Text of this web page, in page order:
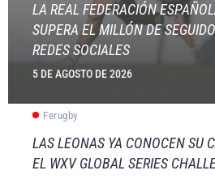
LA REAL FEDERACIÓN
SUPERA EL MILLÓN DE
REDES SOCIALES
5 DE AGOSTO DE 2026
Ferugby
LAS LEONAS YA CONOCEN SU
EL WXV GLOBAL SERIES